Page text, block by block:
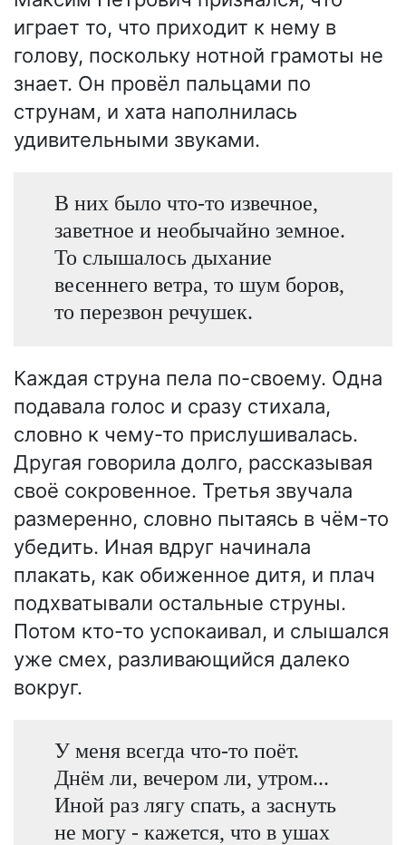
играет то, что приходит к нему в
голову, поскольку нотной грамоты не
знает. Он провёл пальцами по
струнам, и хата наполнилась
удивительными звуками.
В них было что-то извечное,
заветное и необычайно земное.
То слышалось дыхание
весеннего ветра, то шум боров,
то перезвон речушек.
Каждая струна пела по-своему. Одна
подавала голос и сразу стихала,
словно к чему-то прислушивалась.
Другая говорила долго, рассказывая
своё сокровенное. Третья звучала
размеренно, словно пытаясь в чём-то
убедить. Иная вдруг начинала
плакать, как обиженное дитя, и плач
подхватывали остальные струны.
Потом кто-то успокаивал, и слышался
уже смех, разливающийся далеко
вокруг.
У меня всегда что-то поёт.
Днём ли, вечером ли, утром...
Иной раз лягу спать, а заснуть
не могу - кажется, что в ушах